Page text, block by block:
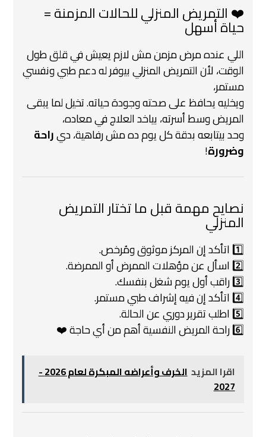
❤️ التمريض المنزلي للحالات المزمنة =
حياة أسهل
اللي عنده مرض مزمن مش لازم يعيش في قلق طول
الوقت،لأن التمريض المنزلي بيوفر له دعم طبي ونفسي
مستمر،
ويخليه يحافظ على صحته وجودة حياته.تخيل لما يبقى
المريض وسط أسرته، بياخد العلاج في معاده،
وحد بيتابعه بدقة كل يومده مش رفاهية، ديراحة
وضرورة!
نصايح مهمة قبل ما تختار التمريض
المنزلي
1️⃣ اتأكد إن المركز موثوق ومُرخص.
2️⃣ اسأل عن مؤهلات الممرض أو الممرضة.
3️⃣ راقب أول يوم شغل بنفسك.
4️⃣ اتأكد إن فيه إشراف طبي مستمر.
5️⃣ اطلب تقرير دوري عن الحالة.
6️⃣ راحة المريض النفسية أهم من أي حاجة ❤️
اقرا المزيد
الخرف وأعراضه المبكرة لعام 2026 -
2027